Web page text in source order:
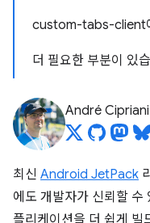
custom-tabs-client
더 필요한 부분이 있
André
최신 Android JetPack
에도 개발자가 신뢰할
플리케이션을 더 쉽게 빌